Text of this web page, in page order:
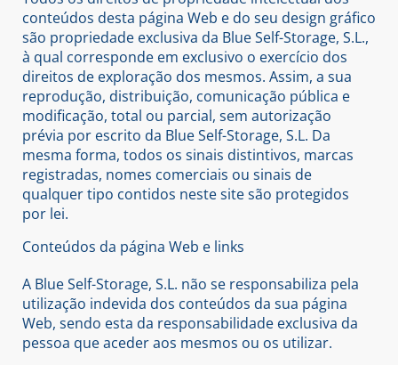
conteúdos desta página Web e do seu design gráfico
são propriedade exclusiva da Blue Self-Storage, S.L.,
à qual corresponde em exclusivo o exercício dos
direitos de exploração dos mesmos. Assim, a sua
reprodução, distribuição, comunicação pública e
modificação, total ou parcial, sem autorização
prévia por escrito da Blue Self-Storage, S.L. Da
mesma forma, todos os sinais distintivos, marcas
registradas, nomes comerciais ou sinais de
qualquer tipo contidos neste site são protegidos
por lei.
Conteúdos da página Web e links
A Blue Self-Storage, S.L. não se responsabiliza pela
utilização indevida dos conteúdos da sua página
Web, sendo esta da responsabilidade exclusiva da
pessoa que aceder aos mesmos ou os utilizar.